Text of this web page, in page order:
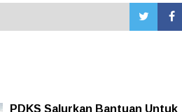
PDKS Salurkan Bantuan Untuk